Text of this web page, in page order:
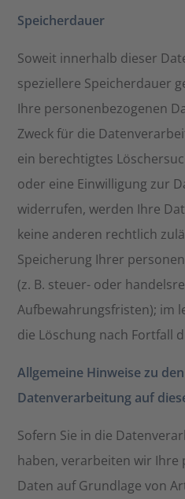
Speicherdauer
Soweit innerhalb dieser
speziellere Speicherdauer
Ihre personenbezogenen
Zweck für die
ein berechtigtes
oder eine Einwilligung zur
widerrufen, werden Ihre
keine anderen rechtlich
Speicherung Ihrer
(z. B. steuer- oder
Aufbewahrungsfristen); im
die Löschung nach Fortfall
Allgemeine Hinweise zu
Datenverarbeitung auf
Sofern Sie in die
haben, verarbeiten wir Ihre
Daten auf Grundlage von